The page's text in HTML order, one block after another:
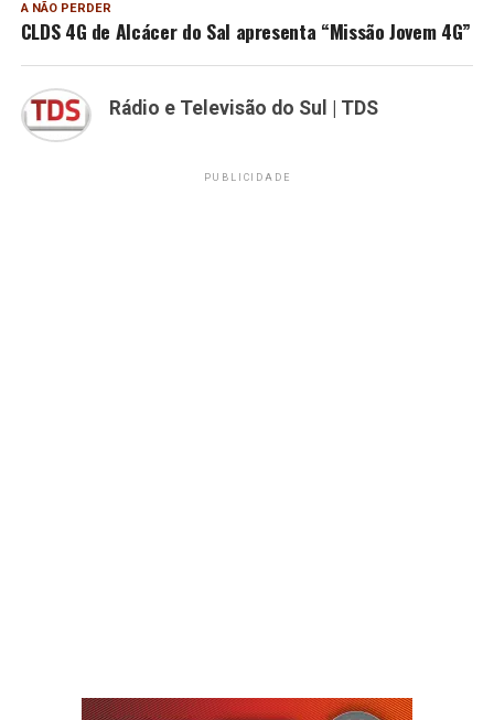
A NÃO PERDER
CLDS 4G de Alcácer do Sal apresenta “Missão Jovem 4G”
Rádio e Televisão do Sul | TDS
PUBLICIDADE